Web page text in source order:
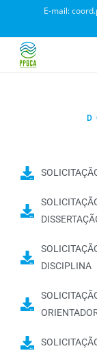
E-mail:
DISCIPLINA